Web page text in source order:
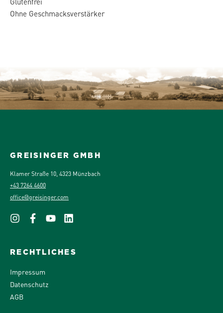
Ohne Geschmacksverstärker
GREISINGER GMBH
Klamer Straße 10, 4323 Münzbach
+43 7264 4600
office@greisinger.com
RECHTLICHES
Impressum
Datenschutz
AGB